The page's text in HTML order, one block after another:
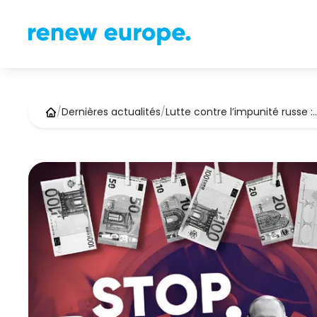
/Dernières actualités/Lutte contre l’impunité russe